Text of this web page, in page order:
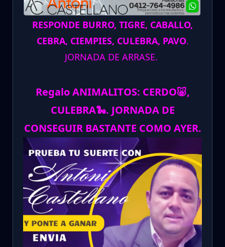
RESPONDE BURRO, TIGRE, CABALLO,
CEBRA, CIEMPIES, CULEBRA, PAVO.
JORNADA DE ARRASE.
Regalo ANIMALITOS: CERDO🐷,
CULEBRA🐍. JORNADA DE
CONSEGUIR BASTANTE COMO AYER.